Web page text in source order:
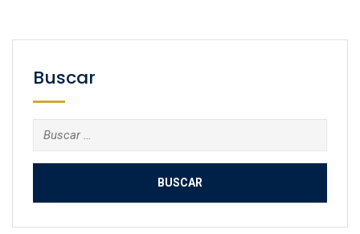
Buscar
Buscar: